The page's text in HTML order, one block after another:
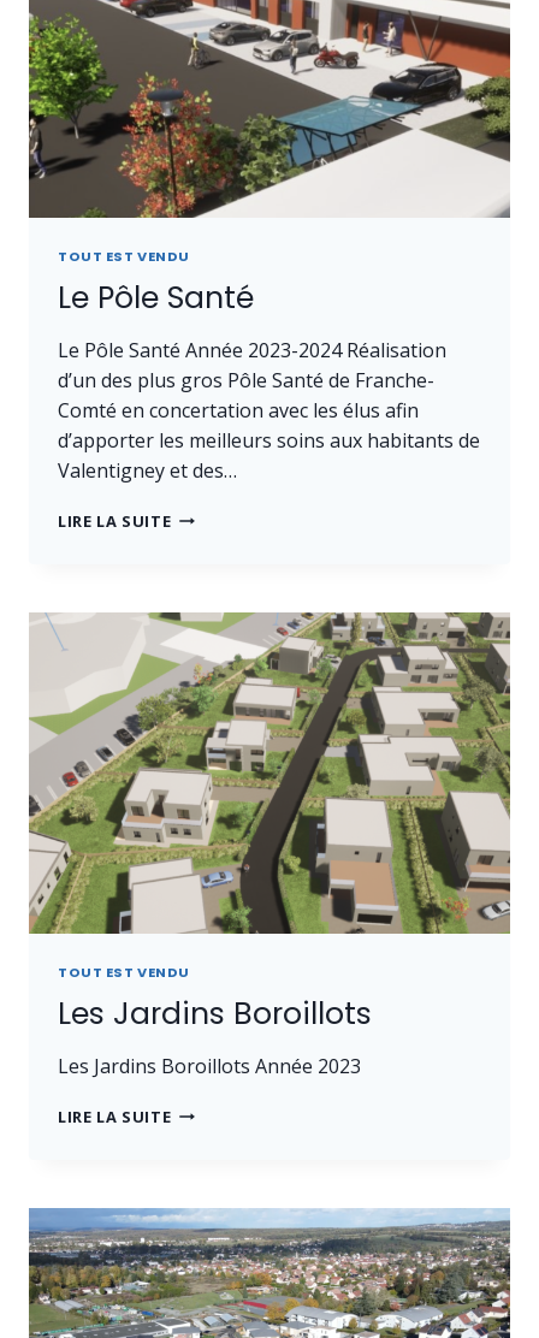
TOUT EST VENDU
Le Pôle Santé
Le Pôle Santé Année 2023-2024 Réalisation
d’un des plus gros Pôle Santé de Franche-
Comté en concertation avec les élus afin
d’apporter les meilleurs soins aux habitants de
Valentigney et des…
LIRE LA SUITELE
TOUT EST VENDU
Les Jardins Boroillots
Les Jardins Boroillots Année 2023
LIRE LA SUITELES